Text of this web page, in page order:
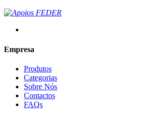
Empresa
Produtos
Categorias
Sobre Nós
Contactos
FAQs